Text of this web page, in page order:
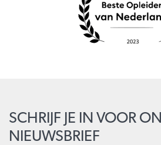
SCHRIJF JE IN VOOR
NIEUWSBRIEF